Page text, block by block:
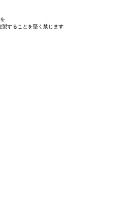
製することを堅く禁じます